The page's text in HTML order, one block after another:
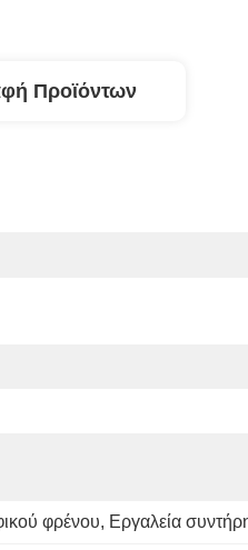
Προϊόντων
φρένου, Εργαλεία